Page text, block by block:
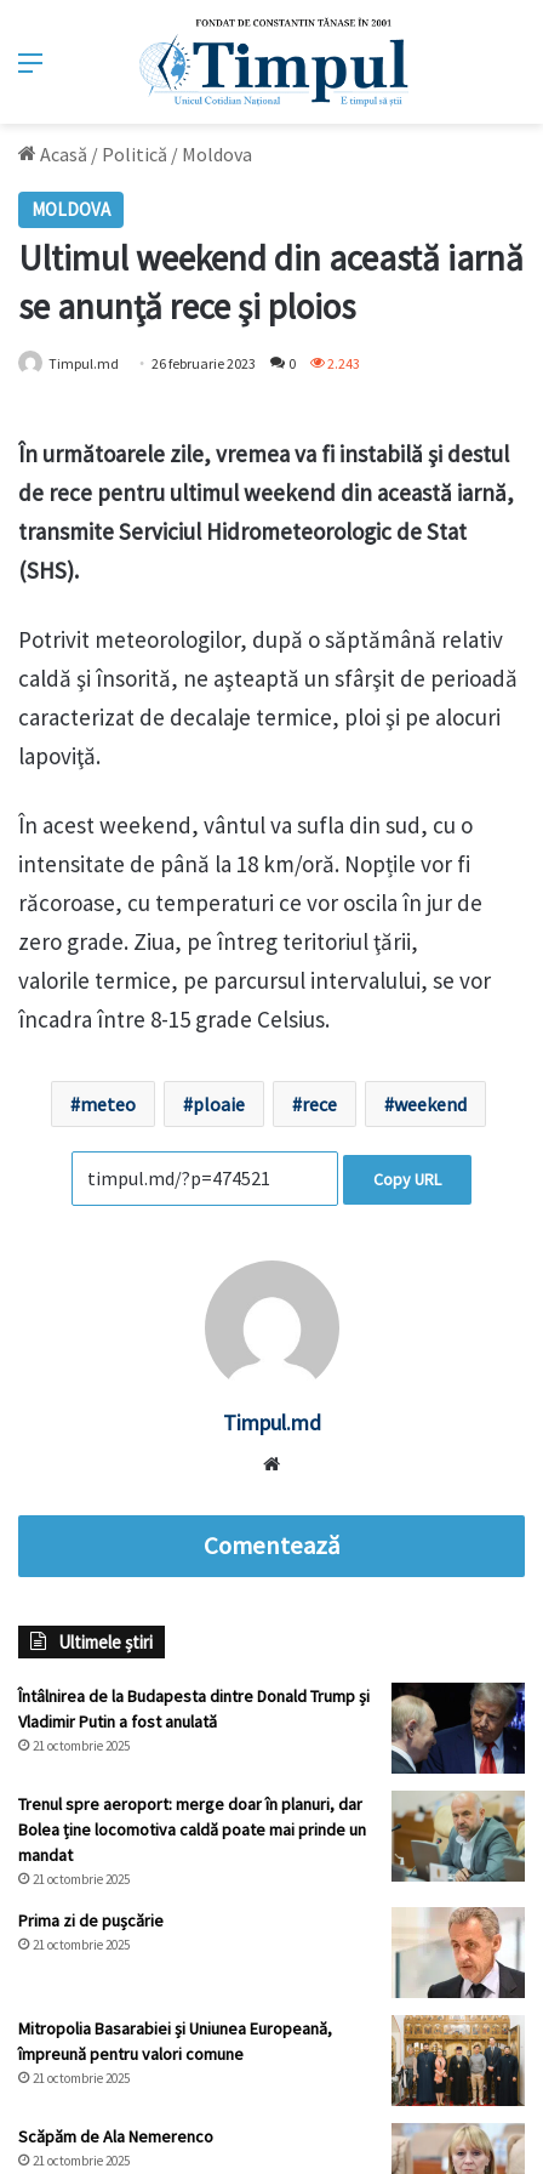
Meniu
Acasă / Politică / Moldova
MOLDOVA
Ultimul weekend din această iarnă
se anunţă rece şi ploios
Timpul.md 26 februarie 2023 0 2.243
În următoarele zile, vremea va fi instabilă şi destul
de rece pentru ultimul weekend din această iarnă,
transmite Serviciul Hidrometeorologic de Stat
(SHS).
Potrivit meteorologilor, după o săptămână relativ
caldă şi însorită, ne aşteaptă un sfârşit de perioadă
caracterizat de decalaje termice, ploi şi pe alocuri
lapoviţă.
În acest weekend, vântul va sufla din sud, cu o
intensitate de până la 18 km/oră. Nopțile vor fi
răcoroase, cu temperaturi ce vor oscila în jur de
zero grade. Ziua, pe întreg teritoriul ţării,
valorile termice, pe parcursul intervalului, se vor
încadra între 8-15 grade Celsius.
meteo ploaie rece weekend
Copy URL
Timpul.md
Comentează
Ultimele știri
Întâlnirea de la Budapesta dintre Donald Trump și
Vladimir Putin a fost anulată
21 octombrie 2025
Trenul spre aeroport: merge doar în planuri, dar
Bolea ține locomotiva caldă poate mai prinde un
mandat
21 octombrie 2025
Prima zi de pușcărie
21 octombrie 2025
Mitropolia Basarabiei și Uniunea Europeană,
împreună pentru valori comune
21 octombrie 2025
Scăpăm de Ala Nemerenco
21 octombrie 2025